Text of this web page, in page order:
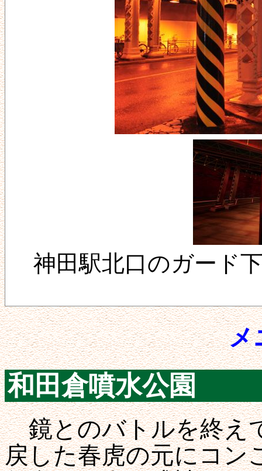
神田駅北口のガード
メ
和田倉噴水公園
鏡とのバトルを終え
戻した春虎の元にコン